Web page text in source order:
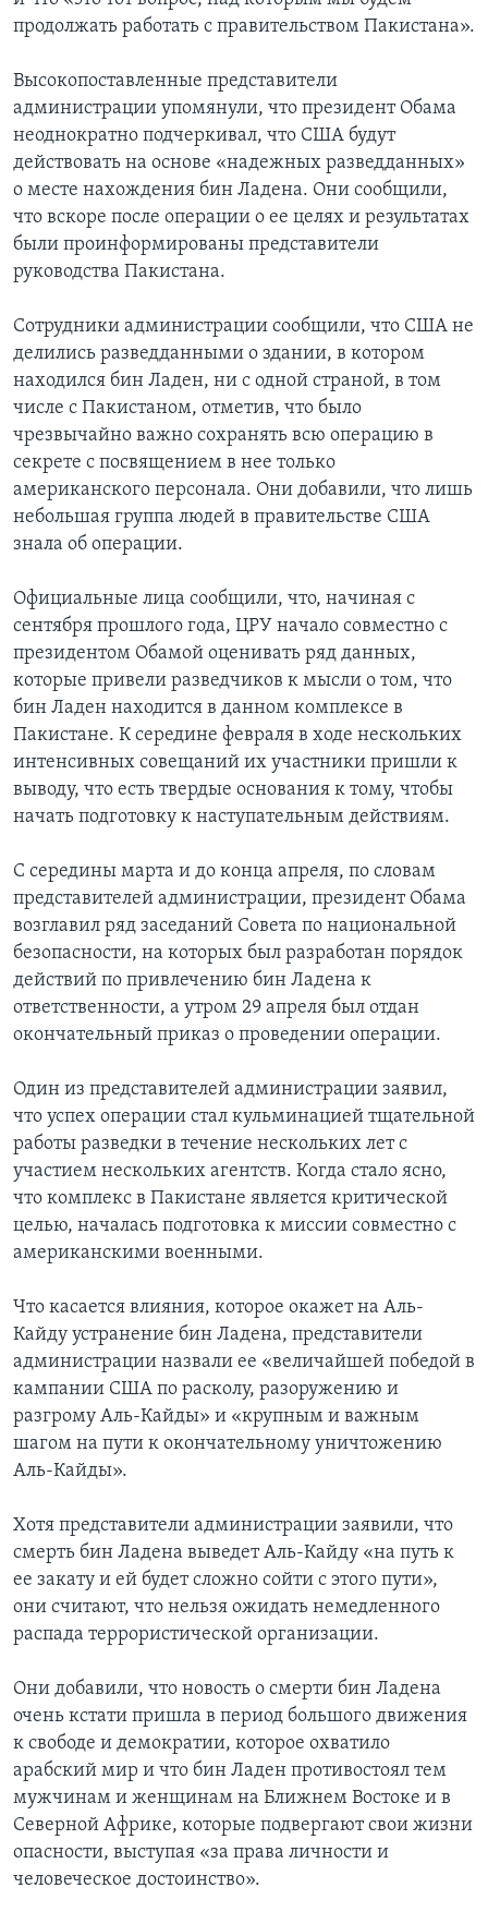
продолжать работать с правительством Пакистана».
Высокопоставленные представители
администрации упомянули, что президент Обама
неоднократно подчеркивал, что США будут
действовать на основе «надежных разведданных»
о месте нахождения бин Ладена. Они сообщили,
что вскоре после операции о ее целях и результатах
были проинформированы представители
руководства Пакистана.
Сотрудники администрации сообщили, что США не
делились разведданными о здании, в котором
находился бин Ладен, ни с одной страной, в том
числе с Пакистаном, отметив, что было
чрезвычайно важно сохранять всю операцию в
секрете с посвящением в нее только
американского персонала. Они добавили, что лишь
небольшая группа людей в правительстве США
знала об операции.
Официальные лица сообщили, что, начиная с
сентября прошлого года, ЦРУ начало совместно с
президентом Обамой оценивать ряд данных,
которые привели разведчиков к мысли о том, что
бин Ладен находится в данном комплексе в
Пакистане. К середине февраля в ходе нескольких
интенсивных совещаний их участники пришли к
выводу, что есть твердые основания к тому, чтобы
начать подготовку к наступательным действиям.
С середины марта и до конца апреля, по словам
представителей администрации, президент Обама
возглавил ряд заседаний Совета по национальной
безопасности, на которых был разработан порядок
действий по привлечению бин Ладена к
ответственности, а утром 29 апреля был отдан
окончательный приказ о проведении операции.
Один из представителей администрации заявил,
что успех операции стал кульминацией тщательной
работы разведки в течение нескольких лет с
участием нескольких агентств. Когда стало ясно,
что комплекс в Пакистане является критической
целью, началась подготовка к миссии совместно с
американскими военными.
Что касается влияния, которое окажет на Аль-
Кайду устранение бин Ладена, представители
администрации назвали ее «величайшей победой в
кампании США по расколу, разоружению и
разгрому Аль-Кайды» и «крупным и важным
шагом на пути к окончательному уничтожению
Аль-Кайды».
Хотя представители администрации заявили, что
смерть бин Ладена выведет Аль-Кайду «на путь к
ее закату и ей будет сложно сойти с этого пути»,
они считают, что нельзя ожидать немедленного
распада террористической организации.
Они добавили, что новость о смерти бин Ладена
очень кстати пришла в период большого движения
к свободе и демократии, которое охватило
арабский мир и что бин Ладен противостоял тем
мужчинам и женщинам на Ближнем Востоке и в
Северной Африке, которые подвергают свои жизни
опасности, выступая «за права личности и
человеческое достоинство».